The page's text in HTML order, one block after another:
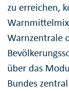
zu erreichen,
Warnzentrale
über das
Bundes